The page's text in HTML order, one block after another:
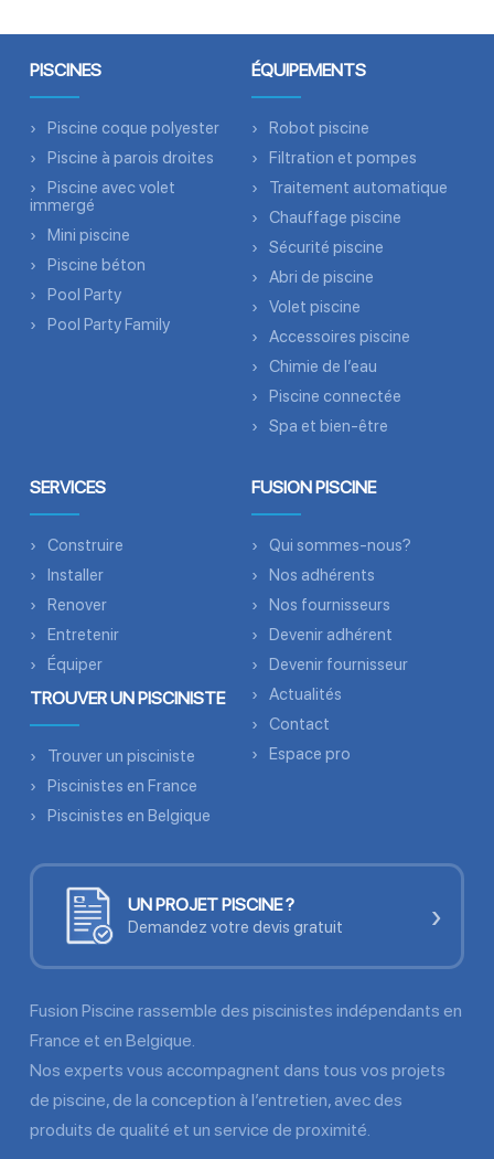
PISCINES
Piscine coque polyester
Piscine à parois droites
Piscine avec volet
immergé
Mini piscine
Piscine béton
Pool Party
Pool Party Family
ÉQUIPEMENTS
Robot piscine
Filtration et pompes
Traitement automatique
Chauffage piscine
Sécurité piscine
Abri de piscine
Volet piscine
Accessoires piscine
Chimie de l’eau
Piscine connectée
Spa et bien-être
SERVICES
Construire
Installer
Renover
Entretenir
Équiper
TROUVER UN PISCINISTE
Trouver un pisciniste
Piscinistes en France
Piscinistes en Belgique
FUSION PISCINE
Qui sommes-nous?
Nos adhérents
Nos fournisseurs
Devenir adhérent
Devenir fournisseur
Actualités
Contact
Espace pro
UN PROJET PISCINE ?
Demandez votre devis gratuit ›
Fusion Piscine rassemble des piscinistes indépendants en
France et en Belgique.
Nos experts vous accompagnent dans tous vos projets
de piscine, de la conception à l’entretien, avec des
produits de qualité et un service de proximité.